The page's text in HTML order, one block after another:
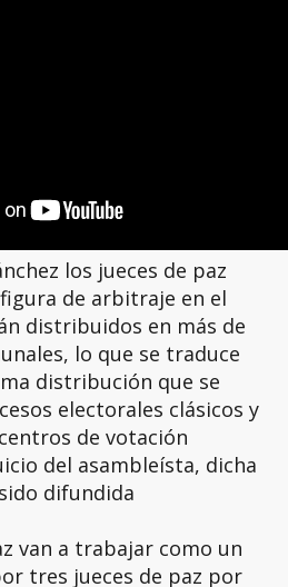
los jueces de paz
de arbitraje en el
distribuidos en más de
lo que se traduce
distribución que se
electorales clásicos y
de votación
del asambleísta, dicha
difundida
van a trabajar como un
tres jueces de paz por